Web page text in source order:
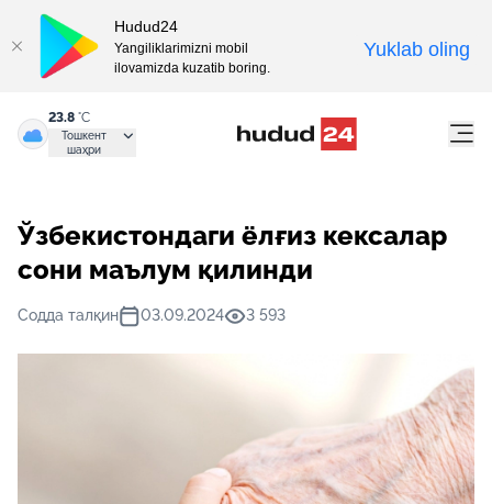
23.8 °C
Тошкент
шаҳри
Ўзбекистондаги ёлғиз кексалар
сони маълум қилинди
Содда талқин 03.09.2024 3 593
Hudud24
Yangiliklarimizni mobil
ilovamizda kuzatib boring.
Yuklab oling